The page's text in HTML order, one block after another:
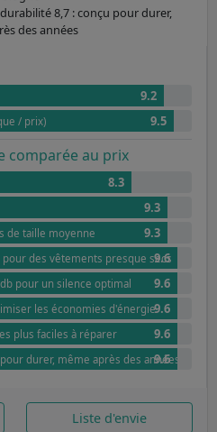
8,7 : conçu pour durer,
des années
9.2
/ prix) 9.5
comparée au prix
8.3
9.3
de taille moyenne 9.3
des vêtements presque secs
9.6
pour un silence optimal 9.6
les économies d'énergie9.6
plus faciles à réparer 9.6
durer, même après des années
9.6
Liste d'envie